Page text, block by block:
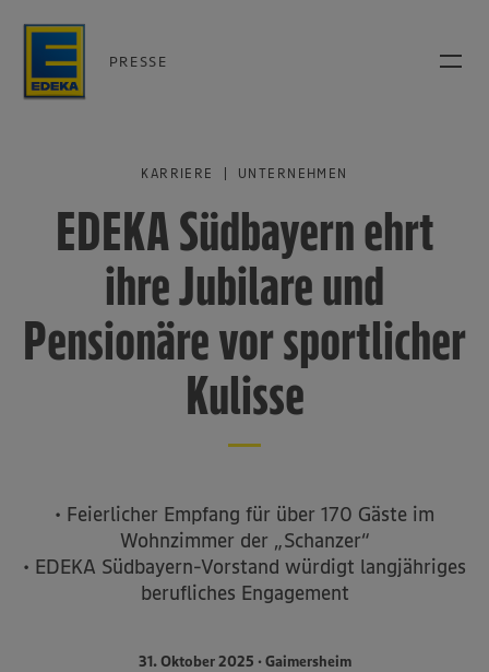
PRESSE
KARRIERE | UNTERNEHMEN
EDEKA Südbayern ehrt
ihre Jubilare und
Pensionäre vor sportlicher
Kulisse
• Feierlicher Empfang für über 170 Gäste im
Wohnzimmer der „Schanzer“
• EDEKA Südbayern-Vorstand würdigt langjähriges
berufliches Engagement
31. Oktober 2025 • Gaimersheim